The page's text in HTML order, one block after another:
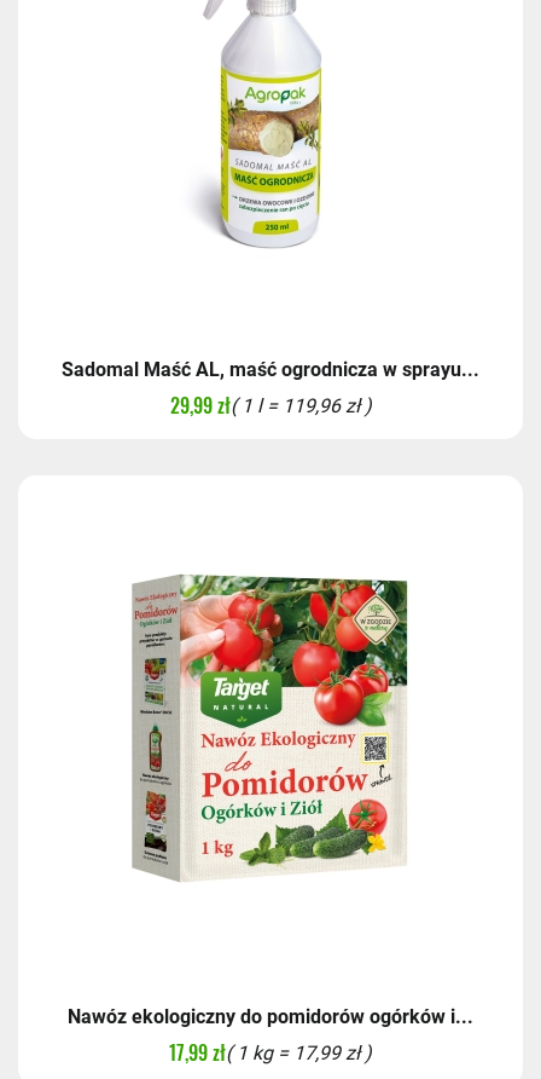
Sadomal Maść AL, maść ogrodnicza w sprayu...
29,99 zł( 1 l = 119,96 zł )
Nawóz ekologiczny do pomidorów ogórków i...
17,99 zł( 1 kg = 17,99 zł )